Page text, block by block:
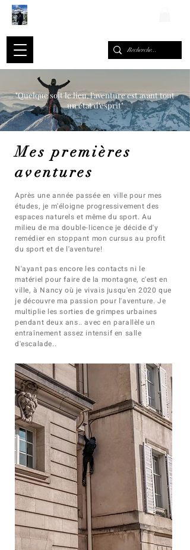
"​Quelque soit le lieu, l'aventure est avant tout
un état d'esprit"
Mes premières
aventures
Après une année passée en ville pour mes
études, je m'éloigne progressivement des
espaces naturels et même du sport. Au
milieu de ma double-licence je décide d'y
remédier en stoppant mon cursus au profit
du sport et de l'aventure!
N'ayant pas encore les contacts ni le
matériel pour faire de la montagne, c'est en
ville, à Nancy où je vivais jusqu'en 2020 que
je découvre ma passion pour l'aventure. Je
multiplie les sorties de grimpes urbaines
pendant deux ans.. avec en parallèle un
entraînement assez intensif en salle
d'escalade..